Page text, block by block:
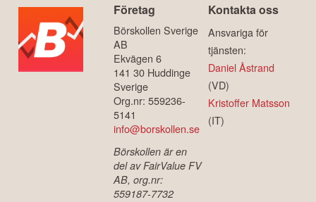
Företag
Börskollen Sverige
AB
Ekvägen 6
141 30 Huddinge
Sverige
Org.nr: 559236-
5141
info@borskollen.se
Börskollen är en
del av FairValue FV
AB, org.nr:
559187-7732
Kontakta oss
Ansvariga för
tjänsten:
Daniel Åstrand
(VD)
Kristoffer Matsson
(IT)